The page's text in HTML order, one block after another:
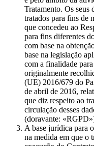
Tratamento. Os seus
tratados para fins de
que concedeu ao
para fins diferentes
com base na
base na legislação
com a finalidade
originalmente
(UE) 2016/679 do
de abril de 2016,
que diz respeito ao
circulação desses
(doravante:
A base jurídica para
na medida em que o